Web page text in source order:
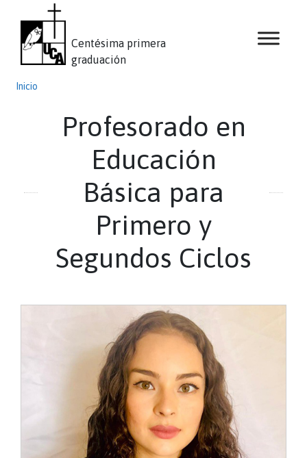
Centésima primera
graduación
Inicio
Profesorado en
Educación
Básica para
Primero y
Segundos Ciclos